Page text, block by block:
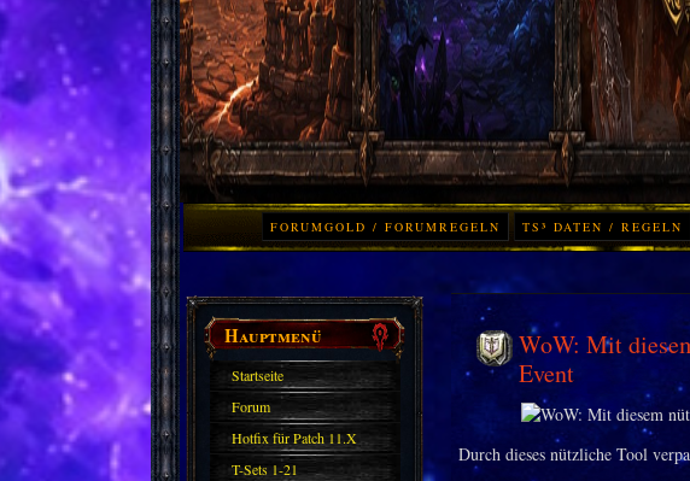
FORUMGOLD / FORUMREGELN TS³ DATEN / REGELN
Hauptmenü
Startseite
Forum
Hotfix für Patch 11.X
T-Sets 1-21
WoW: Mit
Event
Durch dieses nützliche Tool